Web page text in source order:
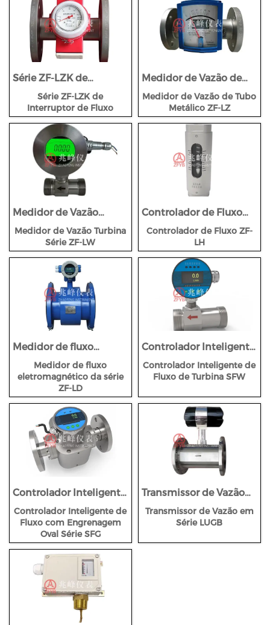
Série ZF-LZK de
Interruptor de Fluxo
Série ZF-LZK de
Interruptor de Fluxo
Medidor de Vazão de
Tubo Metálico ZF-LZ
Medidor de Vazão de Tubo
Metálico ZF-LZ
Medidor de Vazão
Turbina Série ZF-LW
Medidor de Vazão Turbina
Série ZF-LW
Controlador de Fluxo
ZF-LH
Controlador de Fluxo ZF-
LH
Medidor de fluxo
eletromagnético da
série ZF-LD
Medidor de fluxo
eletromagnético da série
ZF-LD
Controlador Inteligente
de Fluxo de Turbina
SFW
Controlador Inteligente de
Fluxo de Turbina SFW
Controlador Inteligente
de Fluxo com
Engrenagem Oval Série
Controlador Inteligente de
Fluxo com Engrenagem
Oval Série SFG
Transmissor de Vazão
em Série LUGB
Transmissor de Vazão em
Série LUGB